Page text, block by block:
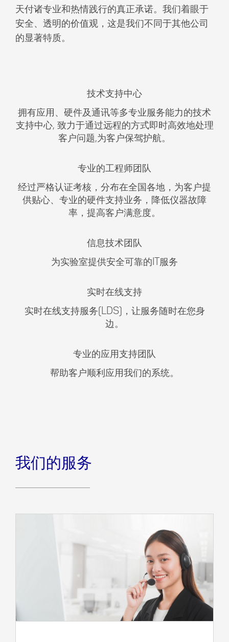
天付诸专业和热情践行的真正承诺。我们着眼于
安全、透明的价值观，这是我们不同于其他公司
的显著特质。
技术支持中心
拥有应用、硬件及通讯等多专业服务能力的技术
支持中心, 致力于通过远程的方式即时高效地处理
客户问题,为客户保驾护航。
专业的工程师团队
经过严格认证考核，分布在全国各地，为客户提
供贴心、专业的硬件支持业务，降低仪器故障
率，提高客户满意度。
信息技术团队
为实验室提供安全可靠的IT服务
实时在线支持
实时在线支持服务(LDS)，让服务随时在您身
边。
专业的应用支持团队
帮助客户顺利应用我们的系统。
我们的服务